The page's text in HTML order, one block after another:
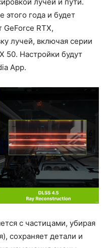
этого года и будет
GeForce RTX,
лучей, включая серии
50. Настройки будут
App.
с частицами, убирая
сохраняет детали и